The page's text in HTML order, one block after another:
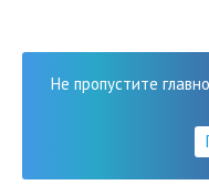
Не пропустите